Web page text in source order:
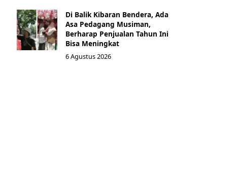
Di Balik Kibaran Bendera, Ada
Asa Pedagang Musiman,
Berharap Penjualan Tahun Ini
Bisa Meningkat
6 Agustus 2026